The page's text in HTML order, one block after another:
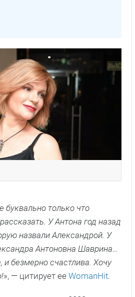
только что
У Антона год назад
назвали Александрой. У
Антоновна Шаврина…
и безмерно счастлива. Хочу
», — цитирует ее WomanHit.